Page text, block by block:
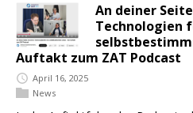
An deiner
Technologien
Auftakt zum ZAT Podcast
April 16, 2025
News